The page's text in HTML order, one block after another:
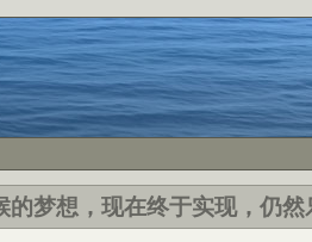
的梦想，现在终于实现，仍然